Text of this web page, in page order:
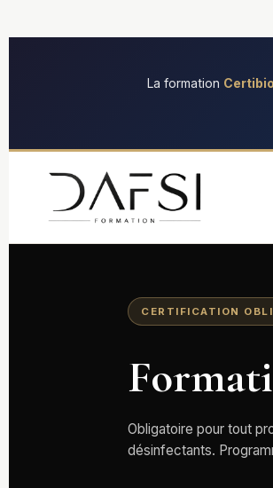
La formation
CERTIFICATION
Obligatoire pour tout
désinfectants.